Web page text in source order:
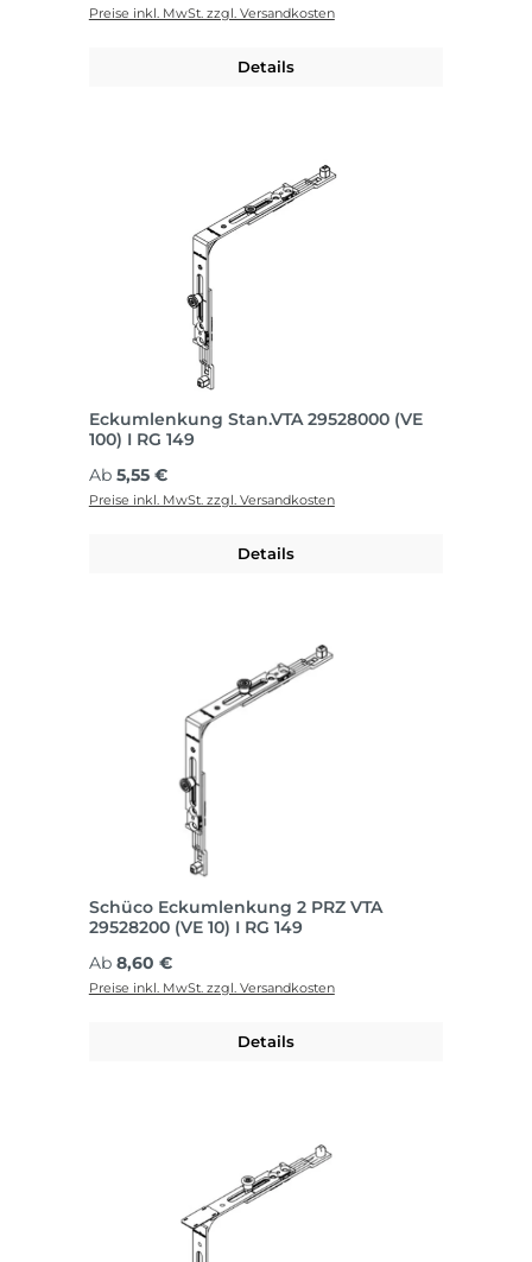
Preise inkl. MwSt. zzgl. Versandkosten
Details
Eckumlenkung Stan.VTA 29528000 (VE
100) I RG 149
Regulärer Preis:
Ab 5,55 €
Preise inkl. MwSt. zzgl. Versandkosten
Details
Schüco Eckumlenkung 2 PRZ VTA
29528200 (VE 10) I RG 149
Regulärer Preis:
Ab 8,60 €
Preise inkl. MwSt. zzgl. Versandkosten
Details